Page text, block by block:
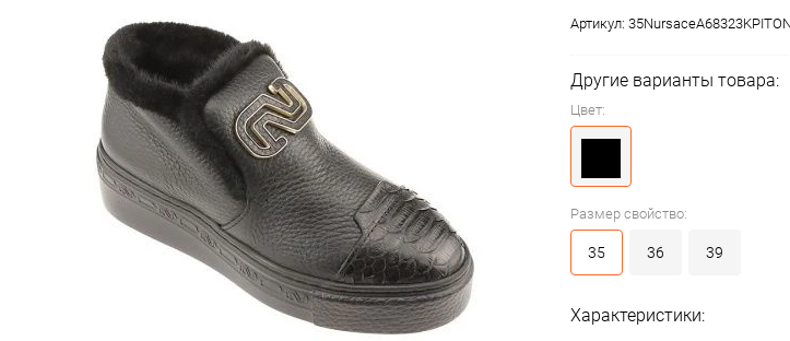
Артикул:
Другие варианты товара:
Цвет:
Размер свойство:
35 36 39
Характеристики: